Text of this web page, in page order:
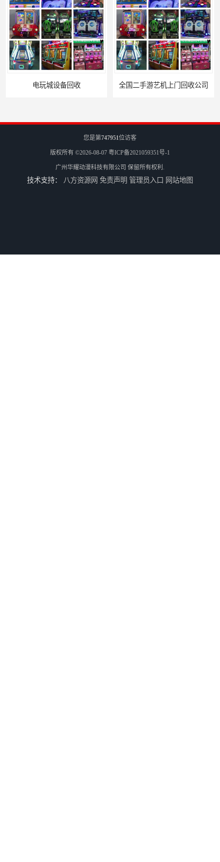
全国二手游艺机上门回收公司
您是第747951位访客
版权所有 ©2026-08-07 粤ICP备2021059351号-1
广州华耀动漫科技有限公司 保留所有权利.
技术支持： 八方资源网 免责声明 管理员入口 网站地图